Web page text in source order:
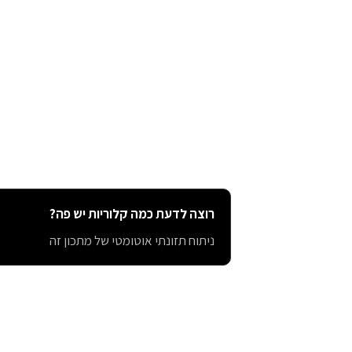
רוצה לדעת כמה קלוריות יש פה?
ניתוח תזונתי אוטומטי של מתכון זה